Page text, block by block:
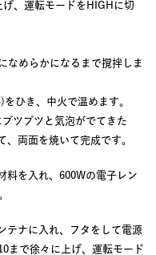
、運転モードをHIGHに切
なめらかになるまで撹拌しま
ひき、中火で温めます。
ツプツと気泡がでてきた
、両面を焼いて完成です。
料を入れ、600Wの電子レン
テナに入れ、フタをして電源
まで徐々に上げ、運転モード